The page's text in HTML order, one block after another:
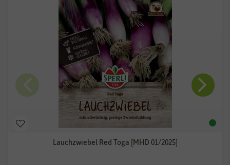
Lauchzwiebel Red Toga [MHD 01/2025]